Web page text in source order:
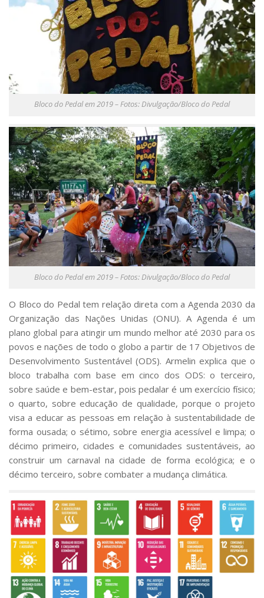
Bloco do Pedal em 2019 – Fotos: Divulgação/Bloco do Pedal
Bloco do Pedal em 2019 – Fotos: Divulgação/Bloco do Pedal
O Bloco do Pedal tem relação direta com a Agenda 2030 da
Organização das Nações Unidas (ONU). A Agenda é um
plano global para atingir um mundo melhor até 2030 para os
povos e nações de todo o globo a partir de 17 Objetivos de
Desenvolvimento Sustentável (ODS). Armelin explica que o
bloco trabalha com base em cinco dos ODS: o terceiro,
sobre saúde e bem-estar, pois pedalar é um exercício físico;
o quarto, sobre educação de qualidade, porque o projeto
visa a educar as pessoas em relação à sustentabilidade de
forma ousada; o sétimo, sobre energia acessível e limpa; o
décimo primeiro, cidades e comunidades sustentáveis, ao
construir um carnaval na cidade de forma ecológica; e o
décimo terceiro, sobre combater a mudança climática.